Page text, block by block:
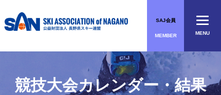
to
content
SAJ会員
MEMBER
競技大会カレンダー・結果
MENU